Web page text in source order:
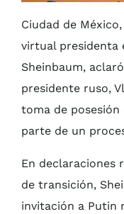
Ciudad de
virtual presidenta
Sheinbaum,
presidente ruso,
toma de
parte de un
En declaraciones
de transición,
invitación a Putin